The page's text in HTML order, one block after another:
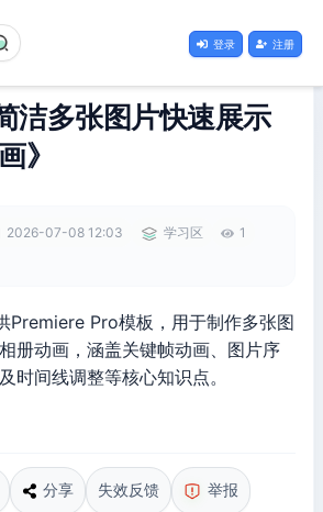
登录 注册
洁多张图片快速展示
》
2026-07-08 12:03 学习区
1
Premiere Pro模板，用于制作多张图
册动画，涵盖关键帧动画、图片序
时间线调整等核心知识点。
分享 失效反馈 举报